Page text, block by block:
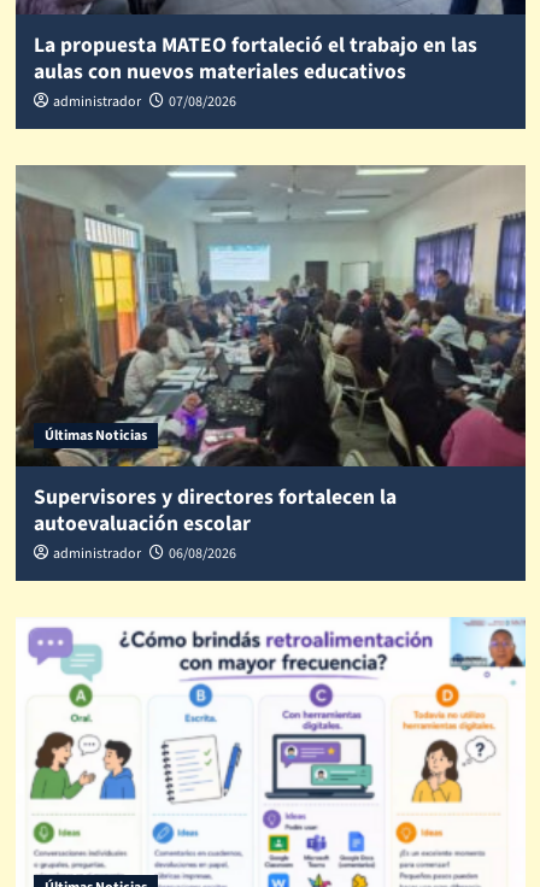
La propuesta MATEO fortaleció el trabajo en las
aulas con nuevos materiales educativos
administrador 07/08/2026
Últimas Noticias
Supervisores y directores fortalecen la
autoevaluación escolar
administrador 06/08/2026